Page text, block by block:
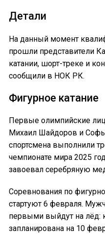
Детали
На данный момент
прошли представители
катании, шорт-треке и
сообщили в НОК РК.
Фигурное катание
Первые олимпийские
Михаил Шайдоров и
спортсмена выполнили
чемпионате мира 2025
завоевал серебряную
Соревнования по
стартуют 6 февраля.
первыми выйдут на лёд:
запланирована на 10